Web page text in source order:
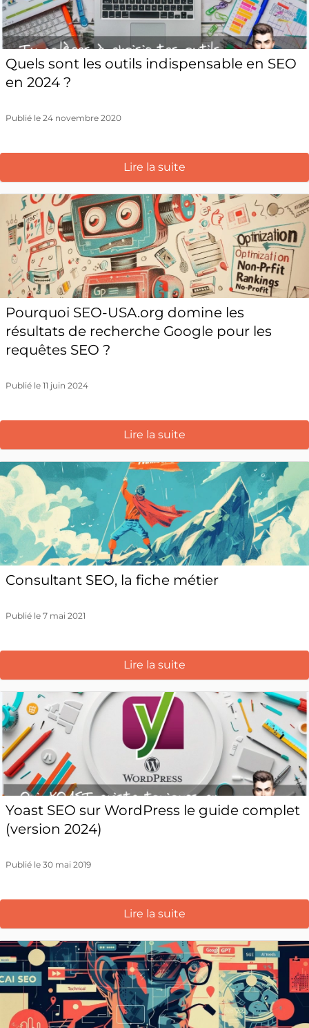
Quels sont les outils indispensable en SEO
en 2024 ?
Publié le 24 novembre 2020
Lire la suite
Pourquoi SEO-USA.org domine les
résultats de recherche Google pour les
requêtes SEO ?
Publié le 11 juin 2024
Lire la suite
Consultant SEO, la fiche métier
Publié le 7 mai 2021
Lire la suite
Yoast SEO sur WordPress le guide complet
(version 2024)
Publié le 30 mai 2019
Lire la suite